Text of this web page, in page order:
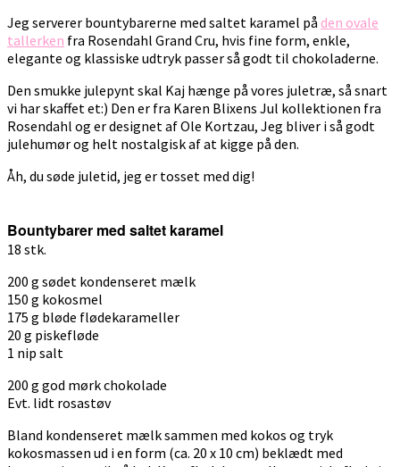
Jeg serverer bountybarerne med saltet karamel på den ovale
tallerken fra Rosendahl Grand Cru, hvis fine form, enkle,
elegante og klassiske udtryk passer så godt til chokoladerne.
Den smukke julepynt skal Kaj hænge på vores juletræ, så snart
vi har skaffet et:) Den er fra Karen Blixens Jul kollektionen fra
Rosendahl og er designet af Ole Kortzau, Jeg bliver i så godt
julehumør og helt nostalgisk af at kigge på den.
Åh, du søde juletid, jeg er tosset med dig!
Bountybarer med saltet karamel
18 stk.
200 g sødet kondenseret mælk
150 g kokosmel
175 g bløde flødekarameller
20 g piskefløde
1 nip salt
200 g god mørk chokolade
Evt. lidt rosastøv
Bland kondenseret mælk sammen med kokos og tryk
kokosmassen ud i en form (ca. 20 x 10 cm) beklædt med